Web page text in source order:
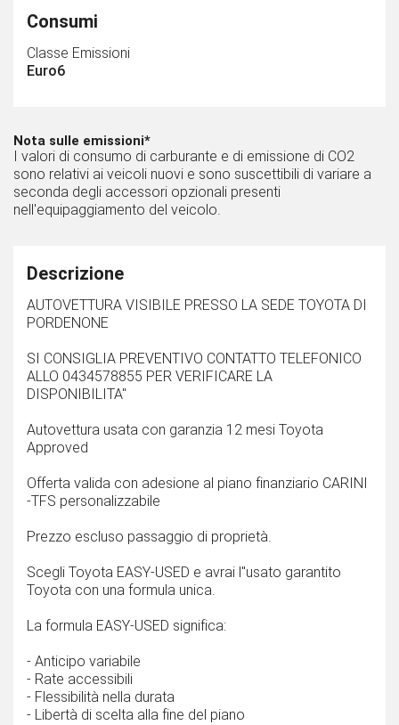
Consumi
Classe Emissioni
Euro6
Nota sulle emissioni*
I valori di consumo di carburante e di emissione di CO2
sono relativi ai veicoli nuovi e sono suscettibili di variare a
seconda degli accessori opzionali presenti
nell'equipaggiamento del veicolo.
Descrizione
AUTOVETTURA VISIBILE PRESSO LA SEDE TOYOTA DI
PORDENONE
SI CONSIGLIA PREVENTIVO CONTATTO TELEFONICO
ALLO 0434578855 PER VERIFICARE LA
DISPONIBILITA''
Autovettura usata con garanzia 12 mesi Toyota
Approved
Offerta valida con adesione al piano finanziario CARINI
-TFS personalizzabile
Prezzo escluso passaggio di proprietà.
Scegli Toyota EASY-USED e avrai l''usato garantito
Toyota con una formula unica.
La formula EASY-USED significa:
- Anticipo variabile
- Rate accessibili
- Flessibilità nella durata
- Libertà di scelta alla fine del piano